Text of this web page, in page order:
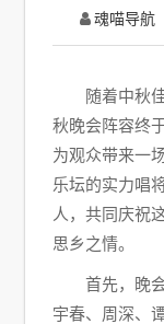
魂喵导航
随着中秋
秋晚会阵容终
为观众带来一
乐坛的实力唱
人，共同庆祝
思乡之情。
首先，晚
宇春、周深、